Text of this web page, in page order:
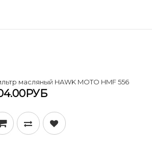
масляный HAWK MOTO HMF 556